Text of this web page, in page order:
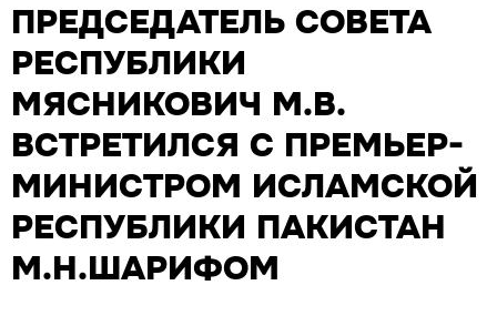
ПРЕДСЕДАТЕЛЬ СОВЕТА
РЕСПУБЛИКИ
МЯСНИКОВИЧ М.В.
ВСТРЕТИЛСЯ С ПРЕМЬЕР-
МИНИСТРОМ ИСЛАМСКОЙ
РЕСПУБЛИКИ ПАКИСТАН
М.Н.ШАРИФОМ